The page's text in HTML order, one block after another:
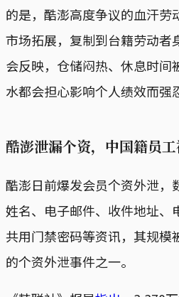
的是，酷澎高度争议的血汗劳
市场拓展，复制到台籍劳动者
会反映，仓储闷热、休息时间
水都会担心影响个人绩效而强
酷澎泄漏个资，中国籍员
酷澎日前爆发会员个资外泄，
姓名、电子邮件、收件地址、
共用门禁密码等资讯，其规模
的个资外泄事件之一。